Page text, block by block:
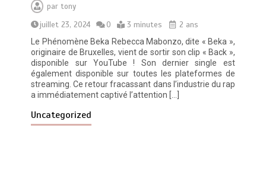
par tony
juillet 23, 2024
0 3 minutes
2 ans
Le Phénomène Beka Rebecca Mabonzo, dite « Beka »,
originaire de Bruxelles, vient de sortir son clip « Back »,
disponible sur YouTube ! Son dernier single est
également disponible sur toutes les plateformes de
streaming. Ce retour fracassant dans l’industrie du rap
a immédiatement captivé l’attention […]
Uncategorized